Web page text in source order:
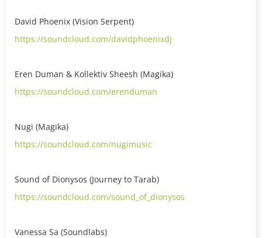
David Phoenix (Vision Serpent)
https://soundcloud.com/davidphoenixdj
Eren Duman & Kollektiv Sheesh (Magika)
https://soundcloud.com/erenduman
Nugi (Magika)
https://soundcloud.com/nugimusic
Sound of Dionysos (Journey to Tarab)
https://soundcloud.com/sound_of_dionysos
Vanessa Sa (Soundlabs)